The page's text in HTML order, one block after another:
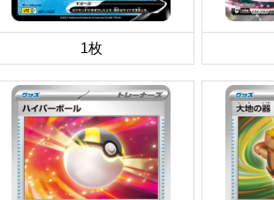
1枚